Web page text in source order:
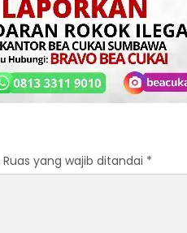
Ruas yang wajib ditandai *